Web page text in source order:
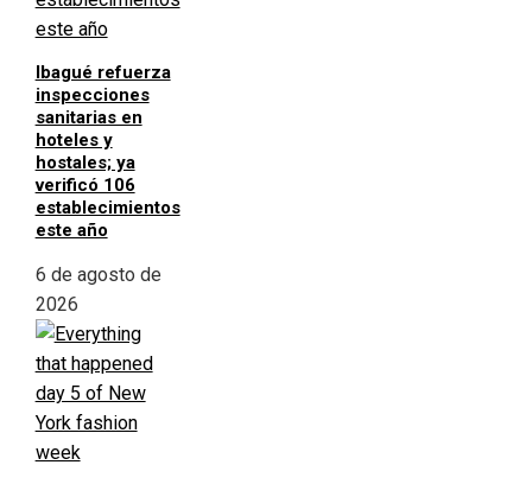
Ibagué refuerza
inspecciones
sanitarias en
hoteles y
hostales; ya
verificó 106
establecimientos
este año
6 de agosto de
2026